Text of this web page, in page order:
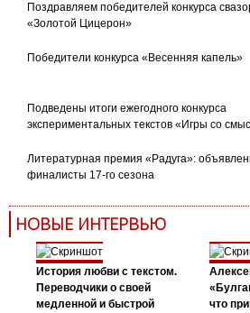
Поздравляем победителей конкурса
«Золотой Цицерон»
Победители конкурса «Весенняя капель»
Подведены итоги ежегодного конкурса
экспериментальных текстов «Игры со
Литературная премия «Радуга»:
финалисты 17-го сезона
НОВЫЕ ИНТЕРВЬЮ
История любви с текстом.
Переводчики о своей
медленной и быстрой
что